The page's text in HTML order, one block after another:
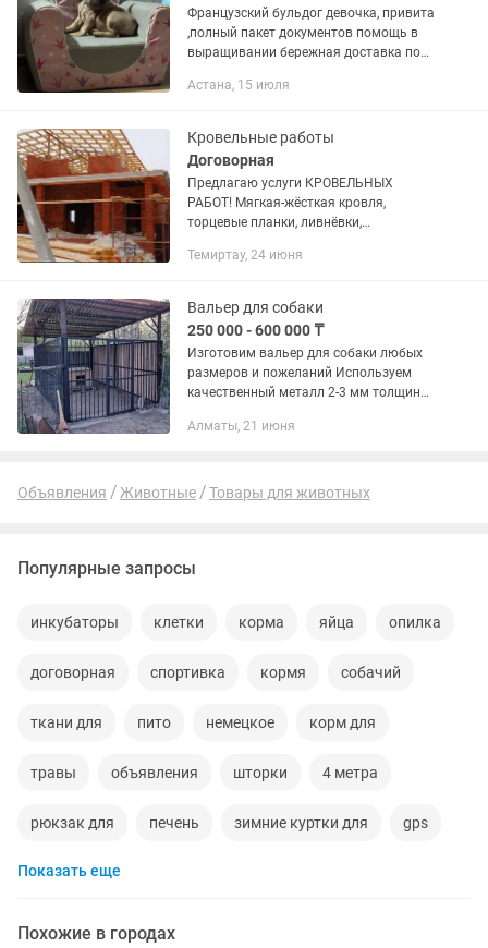
Французский бульдог девочка, привита
,полный пакет документов помощь в
выращивании бережная доставка по
подарок отдадим вальер, одежду и
Астана, 15 июля
Кровельные работы
Договорная
Предлагаю услуги КРОВЕЛЬНЫХ
РАБОТ! Мягкая-жёсткая кровля,
торцевые планки, ливнёвки,
строительные работы, установка
вальеров,
Темиртау, 24 июня
Вальер для собаки
250 000 - 600 000 ₸
Изготовим вальер для собаки любых
размеров и пожеланий Используем
качественный металл 2-3 мм толщиной
вечно;) Качественная обработка
Алматы, 21 июня
Объявления Животные Товары для животных
Популярные запросы
инкубаторы клетки корма яйца опилка
договорная спортивка кормя собачий
ткани для пито немецкое корм для
травы объявления шторки 4 метра
рюкзак для печень зимние куртки для gps
вере порога
Показать еще
Похожие в городах